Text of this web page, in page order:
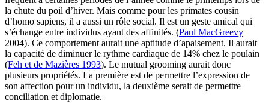
la chute du poil d’hiver. Mais comme pour les primates cousin
d’homo sapiens, il a aussi un rôle social. Il est un geste amical qui
s’échange entre individus ayant des affinités. (Paul MacGreevy
2004). Ce comportement aurait une aptitude d’apaisement. Il aurait
la capacité de diminuer le rythme cardiaque de 14% chez le poulain
(Feh et de Mazières 1993). Le mutual grooming aurait donc
plusieurs propriétés. La première est de permettre l’expression de
son affection pour un individu, la deuxième serait de permettre
conciliation et diplomatie.